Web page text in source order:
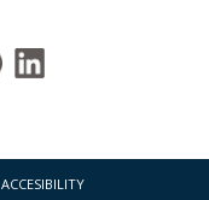
ACCESIBILITY